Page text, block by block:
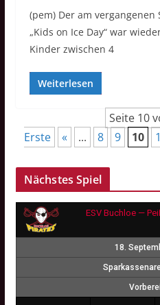
(pem) Der am
„Kids on Ice Day“ war
Kinder zwischen 4
Weiterlesen
Seite 10
Erste
« ... 8 9 10
Nächstes Spiel
ESV Buchloe —
18.